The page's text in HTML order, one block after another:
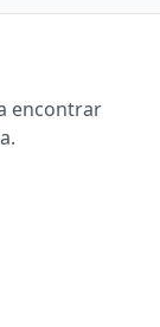
encontrar